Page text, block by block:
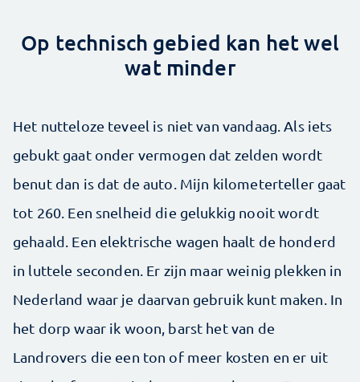
Op technisch gebied kan het wel
wat minder
Het nutteloze teveel is niet van vandaag. Als iets
gebukt gaat onder vermogen dat zelden wordt
benut dan is dat de auto. Mijn kilometerteller gaat
tot 260. Een snelheid die gelukkig nooit wordt
gehaald. Een elektrische wagen haalt de honderd
in luttele seconden. Er zijn maar weinig plekken in
Nederland waar je daarvan gebruik kunt maken. In
het dorp waar ik woon, barst het van de
Landrovers die een ton of meer kosten en er uit